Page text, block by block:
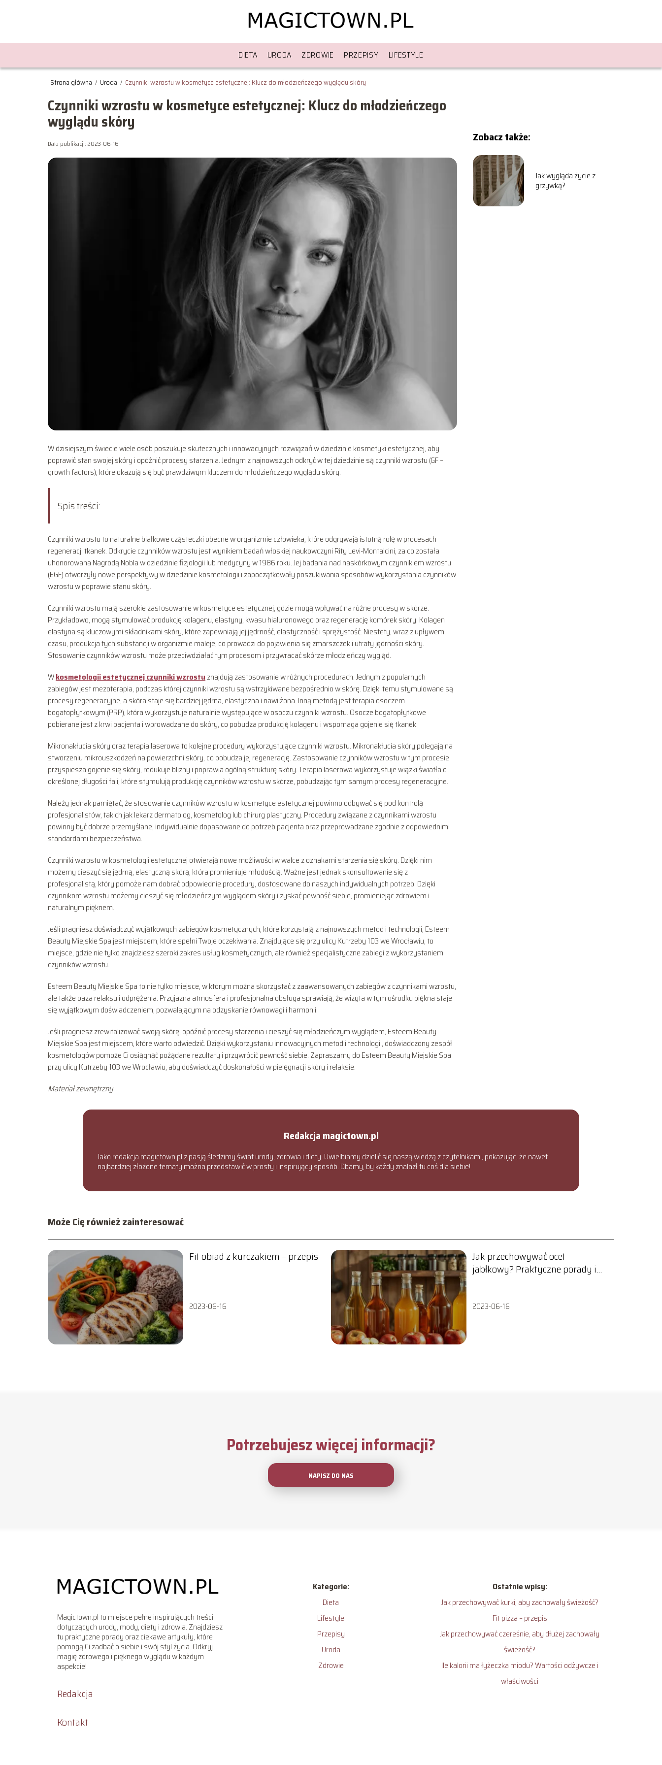
DIETA URODA ZDROWIE PRZEPISY LIFESTYLE
Strona główna / Uroda / Czynniki wzrostu w kosmetyce estetycznej: Klucz do młodzieńczego wyglądu skóry
Czynniki wzrostu w kosmetyce estetycznej: Klucz do młodzieńczego
wyglądu skóry
Data publikacji: 2023-06-16
W dzisiejszym świecie wiele osób poszukuje skutecznych i innowacyjnych rozwiązań w dziedzinie kosmetyki estetycznej, aby
poprawić stan swojej skóry i opóźnić procesy starzenia. Jednym z najnowszych odkryć w tej dziedzinie są czynniki wzrostu (GF –
growth factors), które okazują się być prawdziwym kluczem do młodzieńczego wyglądu skóry.
Spis treści:
Czynniki wzrostu to naturalne białkowe cząsteczki obecne w organizmie człowieka, które odgrywają istotną rolę w procesach
regeneracji tkanek. Odkrycie czynników wzrostu jest wynikiem badań włoskiej naukowczyni Rity Levi-Montalcini, za co została
uhonorowana Nagrodą Nobla w dziedzinie fizjologii lub medycyny w 1986 roku. Jej badania nad naskórkowym czynnikiem wzrostu
(EGF) otworzyły nowe perspektywy w dziedzinie kosmetologii i zapoczątkowały poszukiwania sposobów wykorzystania czynników
wzrostu w poprawie stanu skóry.
Czynniki wzrostu mają szerokie zastosowanie w kosmetyce estetycznej, gdzie mogą wpływać na różne procesy w skórze.
Przykładowo, mogą stymulować produkcję kolagenu, elastyny, kwasu hialuronowego oraz regenerację komórek skóry. Kolagen i
elastyna są kluczowymi składnikami skóry, które zapewniają jej jędrność, elastyczność i sprężystość. Niestety, wraz z upływem
czasu, produkcja tych substancji w organizmie maleje, co prowadzi do pojawienia się zmarszczek i utraty jędrności skóry.
Stosowanie czynników wzrostu może przeciwdziałać tym procesom i przywracać skórze młodzieńczy wygląd.
Wkosmetologii estetycznej czynniki wzrostuznajdują zastosowanie w różnych procedurach. Jednym z popularnych
zabiegów jest mezoterapia, podczas której czynniki wzrostu są wstrzykiwane bezpośrednio w skórę. Dzięki temu stymulowane są
procesy regeneracyjne, a skóra staje się bardziej jędrna, elastyczna i nawilżona. Inną metodą jest terapia osoczem
bogatopłytkowym (PRP), która wykorzystuje naturalnie występujące w osoczu czynniki wzrostu. Osocze bogatopłytkowe
pobierane jest z krwi pacjenta i wprowadzane do skóry, co pobudza produkcję kolagenu i wspomaga gojenie się tkanek.
Mikronakłucia skóry oraz terapia laserowa to kolejne procedury wykorzystujące czynniki wzrostu. Mikronakłucia skóry polegają na
stworzeniu mikrouszkodzeń na powierzchni skóry, co pobudza jej regenerację. Zastosowanie czynników wzrostu w tym procesie
przyspiesza gojenie się skóry, redukuje blizny i poprawia ogólną strukturę skóry. Terapia laserowa wykorzystuje wiązki światła o
określonej długości fali, które stymulują produkcję czynników wzrostu w skórze, pobudzając tym samym procesy regeneracyjne.
Należy jednak pamiętać, że stosowanie czynników wzrostu w kosmetyce estetycznej powinno odbywać się pod kontrolą
profesjonalistów, takich jak lekarz dermatolog, kosmetolog lub chirurg plastyczny. Procedury związane z czynnikami wzrostu
powinny być dobrze przemyślane, indywidualnie dopasowane do potrzeb pacjenta oraz przeprowadzane zgodnie z odpowiednimi
standardami bezpieczeństwa.
Czynniki wzrostu w kosmetologii estetycznej otwierają nowe możliwości w walce z oznakami starzenia się skóry. Dzięki nim
możemy cieszyć się jędrną, elastyczną skórą, która promieniuje młodością. Ważne jest jednak skonsultowanie się z
profesjonalistą, który pomoże nam dobrać odpowiednie procedury, dostosowane do naszych indywidualnych potrzeb. Dzięki
czynnikom wzrostu możemy cieszyć się młodzieńczym wyglądem skóry i zyskać pewność siebie, promieniejąc zdrowiem i
naturalnym pięknem.
Jeśli pragniesz doświadczyć wyjątkowych zabiegów kosmetycznych, które korzystają z najnowszych metod i technologii, Esteem
Beauty Miejskie Spa jest miejscem, które spełni Twoje oczekiwania. Znajdujące się przy ulicy Kutrzeby 103 we Wrocławiu, to
miejsce, gdzie nie tylko znajdziesz szeroki zakres usług kosmetycznych, ale również specjalistyczne zabiegi z wykorzystaniem
czynników wzrostu.
Esteem Beauty Miejskie Spa to nie tylko miejsce, w którym można skorzystać z zaawansowanych zabiegów z czynnikami wzrostu,
ale także oaza relaksu i odprężenia. Przyjazna atmosfera i profesjonalna obsługa sprawiają, że wizyta w tym ośrodku piękna staje
się wyjątkowym doświadczeniem, pozwalającym na odzyskanie równowagi i harmonii.
Jeśli pragniesz zrewitalizować swoją skórę, opóźnić procesy starzenia i cieszyć się młodzieńczym wyglądem, Esteem Beauty
Miejskie Spa jest miejscem, które warto odwiedzić. Dzięki wykorzystaniu innowacyjnych metod i technologii, doświadczony zespół
kosmetologów pomoże Ci osiągnąć pożądane rezultaty i przywrócić pewność siebie. Zapraszamy do Esteem Beauty Miejskie Spa
przy ulicy Kutrzeby 103 we Wrocławiu, aby doświadczyć doskonałości w pielęgnacji skóry i relaksie.
Materiał zewnętrzny
Zobacz także:
Jak wygląda życie z
grzywką?
Redakcja magictown.pl
Jako redakcja magictown.pl z pasją śledzimy świat urody, zdrowia i diety. Uwielbiamy dzielić się naszą wiedzą z czytelnikami, pokazując, że nawet
najbardziej złożone tematy można przedstawić w prosty i inspirujący sposób. Dbamy, by każdy znalazł tu coś dla siebie!
Może Cię również zainteresować
Fit obiad z kurczakiem – przepis
2023-06-16
Jak przechowywać ocet
jabłkowy? Praktyczne porady i
2023-06-16
Potrzebujesz więcej informacji?
NAPISZ DO NAS
Magictown.pl to miejsce pełne inspirujących treści
dotyczących urody, mody, diety i zdrowia. Znajdziesz
tu praktyczne porady oraz ciekawe artykuły, które
pomogą Ci zadbać o siebie i swój styl życia. Odkryj
magię zdrowego i pięknego wyglądu w każdym
aspekcie!
Redakcja
Kontakt
Kategorie:
Dieta
Lifestyle
Przepisy
Uroda
Zdrowie
Ostatnie wpisy:
Jak przechowywać kurki, aby zachowały świeżość?
Fit pizza – przepis
Jak przechowywać czereśnie, aby dłużej zachowały
świeżość?
Ile kalorii ma łyżeczka miodu? Wartości odżywcze i
właściwości